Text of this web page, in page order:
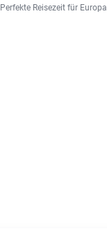
Perfekte Reisezeit für Europa